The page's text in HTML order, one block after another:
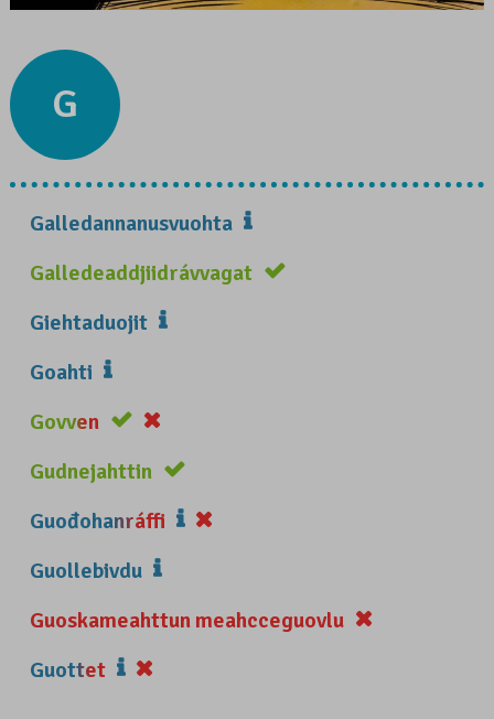
G
Galledannanusvuohta
Galledeaddjiidrávvagat
Giehtaduojit
Goahti
Govven
Gudnejahttin
Guođohanráffi
Guollebivdu
Guoskameahttun meahcceguovlu
Guottet